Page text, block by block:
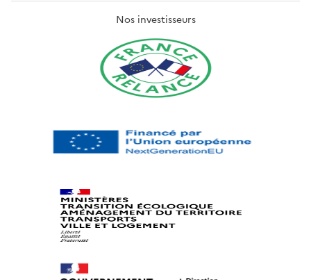
Nos investisseurs